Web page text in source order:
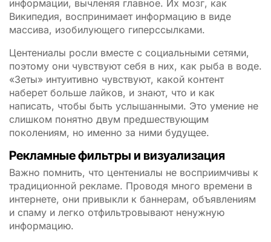
информации, вычленяя главное. Их мозг, как
Википедия, воспринимает информацию в виде
массива, изобилующего гиперссылками.
Центениалы росли вместе с социальными сетями,
поэтому они чувствуют себя в них, как рыба в воде.
«Зеты» интуитивно чувствуют, какой контент
наберет больше лайков, и знают, что и как
написать, чтобы быть услышанными. Это умение не
слишком понятно двум предшествующим
поколениям, но именно за ними будущее.
Рекламные фильтры и визуализация
Важно помнить, что центениалы не восприимчивы к
традиционной рекламе. Проводя много времени в
интернете, они привыкли к баннерам, объявлениям
и спаму и легко отфильтровывают ненужную
информацию.